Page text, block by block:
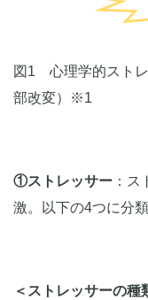
図1 心理学的スト
部改変）※1
①ストレッサー ：
激。以下の4つに分
＜ストレッサーの種